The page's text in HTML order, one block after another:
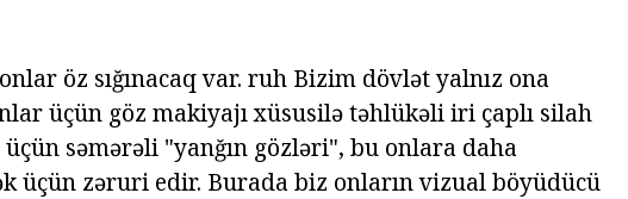
öz sığınacaq var. ruh Bizim dövlət yalnız ona
üçün göz makiyajı xüsusilə təhlükəli iri çaplı silah
səmərəli "yanğın gözləri", bu onlara daha
üçün zəruri edir. Burada biz onların vizual böyüdücü